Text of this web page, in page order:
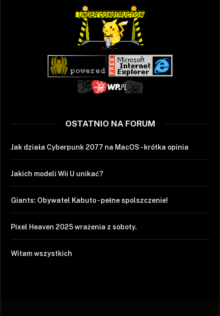
OSTATNIO NA FORUM
Jak działa Cyberpunk 2077 na MacOS - krótka opinia
Jakich modeli Wii U unikać?
Giants: Obywatel Kabuto - pełne spolszczenie!
Pixel Heaven 2025 wrażenia z soboty.
Witam wszystkich